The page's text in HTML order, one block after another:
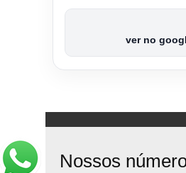
ver no
Nossos